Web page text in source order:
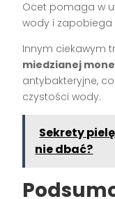
Ocet pomaga w
wody i zapobiega
Innym ciekawym
miedzianej
antybakteryjne,
czystości wody.
Sekrety
nie dbać?